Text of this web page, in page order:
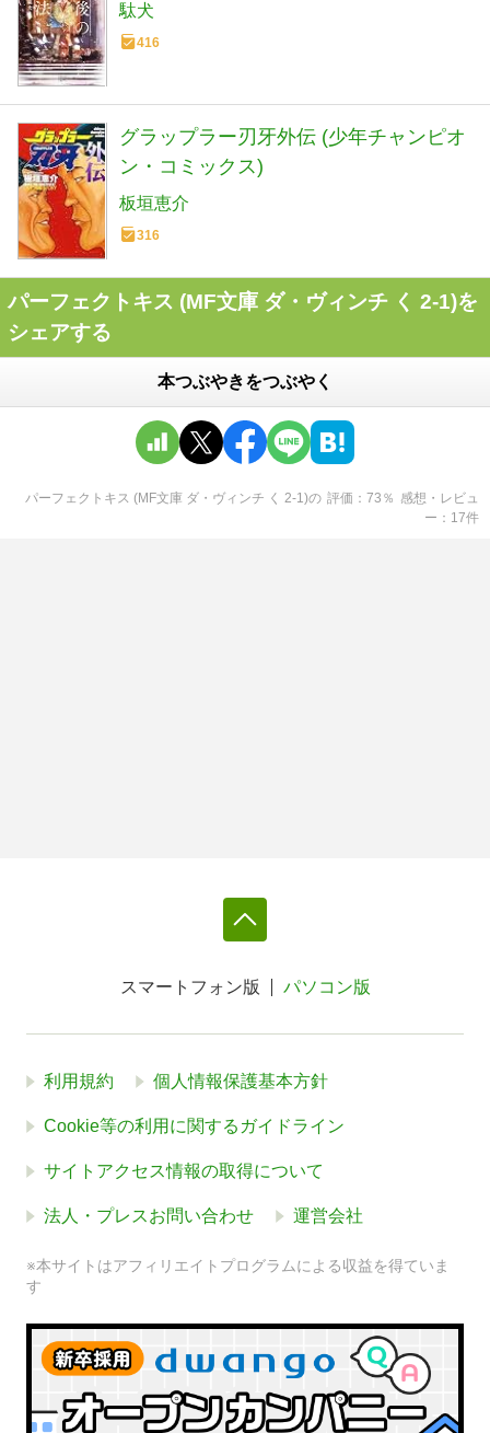
駄犬
416
グラップラー刃牙外伝 (少年チャンピオ
ン・コミックス)
板垣恵介
316
パーフェクトキス (MF文庫 ダ・ヴィンチ く 2-1)を
シェアする
本つぶやきをつぶやく
パーフェクトキス (MF文庫 ダ・ヴィンチ く 2-1)の 評価 73 ％ 感想・レビュ
ー
17件
スマートフォン版 パソコン版
利用規約 個人情報保護基本方針
Cookie等の利用に関するガイドライン
サイトアクセス情報の取得について
法人・プレスお問い合わせ 運営会社
※本サイトはアフィリエイトプログラムによる収益を得ていま
す